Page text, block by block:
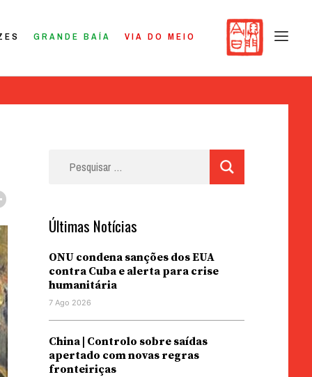
GRANDE BAÍA VIA DO MEIO
Últimas Notícias
ONU condena sanções dos EUA
contra Cuba e alerta para crise
humanitária
7 Ago 2026
China | Controlo sobre saídas
apertado com novas regras
fronteiriças